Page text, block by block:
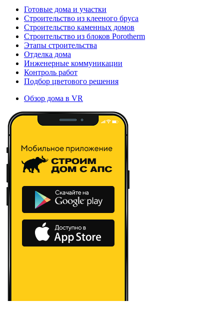
Готовые дома и участки
Строительство из клееного бруса
Строительство каменных домов
Строительство из блоков Porotherm
Этапы строительства
Отделка дома
Инженерные коммуникации
Контроль работ
Подбор цветового решения
Обзор дома в VR